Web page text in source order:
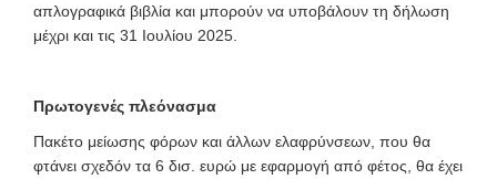
απλογραφικά βιβλία και μπορούν να υποβάλουν τη δήλωση
μέχρι και τις 31 Ιουλίου 2025.
Πρωτογενές πλεόνασμα
Πακέτο μείωσης φόρων και άλλων ελαφρύνσεων, που θα
φτάνει σχεδόν τα 6 δισ. ευρώ με εφαρμογή από φέτος, θα έχει